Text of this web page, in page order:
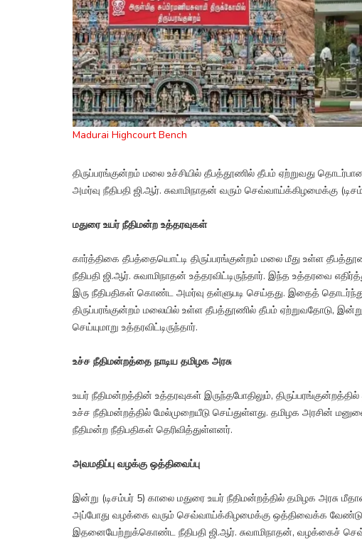
Madurai Highcourt Bench
திருப்பரங்குன்றம் மலை உச்சியில் தீபத்தூணில் தீபம் ஏற்றுவது
அமர்வு நீதிபதி ஜி.ஆர். சுவாமிநாதன் வரும் செவ்வாய்க்கிழமைக்கு
மதுரை உயர் நீதிமன்ற உத்தரவுகள்
கார்த்திகை தீபத்தையொட்டி திருப்பரங்குன்றம் மலை மீது உள்ள
நீதிபதி ஜி.ஆர். சுவாமிநாதன் உத்தரவிட்டிருந்தார். இந்த உத்தரவை
இரு நீதிபதிகள் கொண்ட அமர்வு தள்ளுபடி செய்தது. இதைத் தொடர்ந்து,
திருப்பரங்குன்றம் மலையில் உள்ள தீபத்தூணில் தீபம் ஏற்றுவதோடு,
செய்யுமாறு உத்தரவிட்டிருந்தார்.
உச்ச நீதிமன்றத்தை நாடிய தமிழக அரசு
உயர் நீதிமன்றத்தின் உத்தரவுகள் இருந்தபோதிலும்,
உச்ச நீதிமன்றத்தில் மேல்முறையீடு செய்துள்ளது. தமிழக அரசின்
நீதிமன்ற நீதிபதிகள் தெரிவித்துள்ளனர்.
அவமதிப்பு வழக்கு ஒத்திவைப்பு
இன்று (டிசம்பர் 5) காலை மதுரை உயர் நீதிமன்றத்தில் தமிழக அரசு
அப்போது வழக்கை வரும் செவ்வாய்க்கிழமைக்கு ஒத்திவைக்க
இதனையேற்றுக்கொண்ட நீதிபதி ஜி.ஆர். சுவாமிநாதன், வழக்கைச்